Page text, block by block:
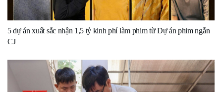
5 dự án xuất sắc nhận 1,5 tỷ kinh phí làm phim từ Dự án phim ngắn
CJ